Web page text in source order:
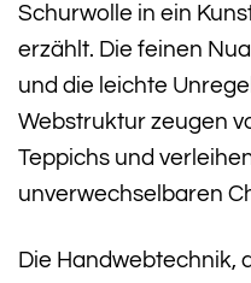
Schurwolle in ein
erzählt. Die feinen
und die leichte
Webstruktur zeugen
Teppichs und
unverwechselbaren
Die Handwebtechnik,